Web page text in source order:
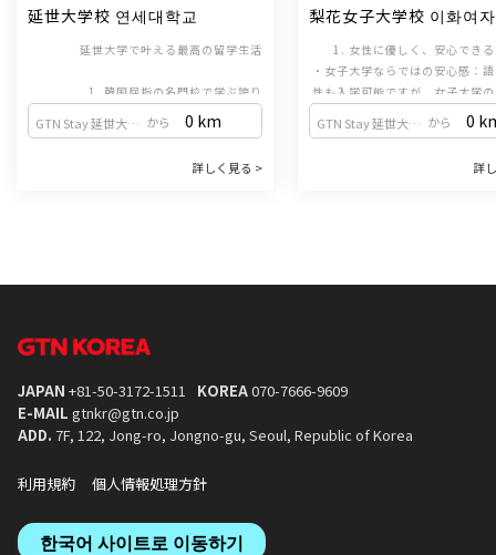
延世大学校 연세대학교
延世大学で叶える最高の留学生活
1. 韓国屈指の名門校で学ぶ誇り
韓国の「3大名門大学（SKY）」の一つで
あり、国内で最も長い歴史と伝統を誇る韓
ます。世界中から集まる優秀な学生たちと
国際化を牽引する大学として、多様な英語
グラムを完備。海外からの学生を温かく迎
え入れる文化が根付いています。
4. 体系的な「正規課程」で確かな実力を
多国籍な学習環境：世界各地から集まった
深く学びます。
間の密度の高い授業を通じて、基礎から応
GTN Stay 延世大店 （弘大入口駅 / 2号線・空港線） から 0 km
詳しく見る >
梨花女子大学校 이화여
1. 女性に優しく、安心でき
・女子大学ならではの安心感：
性も入学可能ですが、女子大学
ス内にあるため、女性の比率が
生にとっても安全で体系的な教
て学ぶことが
・試験形式に合わせた学習：
名所探訪などの文化行事、韓国
4. 学生同士の活発な交流とサ
・現役学生によるサポート：梨
GTN Stay 延世大店 （弘大入口駅 / 2号線・空港線） から 0
詳
JAPAN +81-50-3172-1511 KOREA070-7666-9609
E-MAIL gtnkr@gtn.co.jp
ADD. 7F, 122, Jong-ro, Jongno-gu, Seoul, Republic of Korea
利用規約 個人情報処理方針
한국어 사이트로 이동하기